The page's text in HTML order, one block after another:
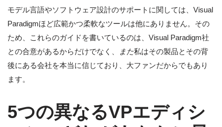
モデル言語やソフトウェア設計のサポートに関しては、Visual
Paradigmほど広範かつ柔軟なツールは他にありません。その
ため、これらのガイドを書いているのは、Visual Paradigm社
との合意があるからだけでなく、
また私はその製品とその背
後にある会社を本当に信じており、大ファンだからでもあり
ます。
5つの異なるVPエディシ